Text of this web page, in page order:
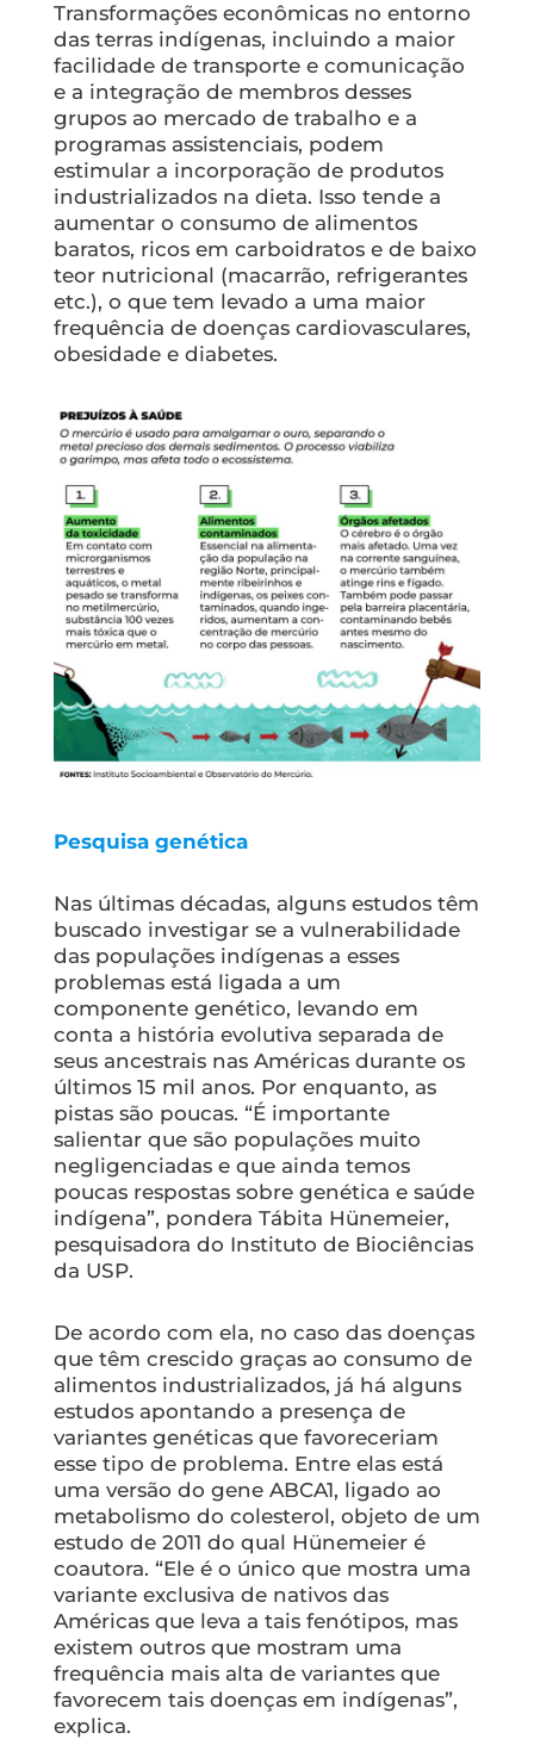
Transformações econômicas no entorno
das terras indígenas, incluindo a maior
facilidade de transporte e comunicação
e a integração de membros desses
grupos ao mercado de trabalho e a
programas assistenciais, podem
estimular a incorporação de produtos
industrializados na dieta. Isso tende a
aumentar o consumo de alimentos
baratos, ricos em carboidratos e de baixo
teor nutricional (macarrão, refrigerantes
etc.), o que tem levado a uma maior
frequência de doenças cardiovasculares,
obesidade e diabetes.
Pesquisa genética
Nas últimas décadas, alguns estudos têm
buscado investigar se a vulnerabilidade
das populações indígenas a esses
problemas está ligada a um
componente genético, levando em
conta a história evolutiva separada de
seus ancestrais nas Américas durante os
últimos 15 mil anos. Por enquanto, as
pistas são poucas. “É importante
salientar que são populações muito
negligenciadas e que ainda temos
poucas respostas sobre genética e saúde
indígena”, pondera Tábita Hünemeier,
pesquisadora do Instituto de Biociências
da USP.
De acordo com ela, no caso das doenças
que têm crescido graças ao consumo de
alimentos industrializados, já há alguns
estudos apontando a presença de
variantes genéticas que favoreceriam
esse tipo de problema. Entre elas está
uma versão do gene ABCA1, ligado ao
metabolismo do colesterol, objeto de um
estudo de 2011 do qual Hünemeier é
coautora. “Ele é o único que mostra uma
variante exclusiva de nativos das
Américas que leva a tais fenótipos, mas
existem outros que mostram uma
frequência mais alta de variantes que
favorecem tais doenças em indígenas”,
explica.